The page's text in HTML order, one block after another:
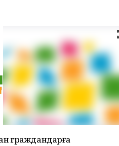
граждандарға